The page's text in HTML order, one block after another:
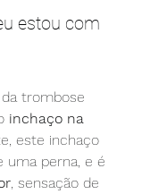
estou com
trombose
inchaço na
este inchaço
perna, e é
, sensação de